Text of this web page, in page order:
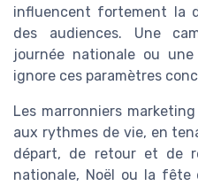
influencent fortement la
des audiences. Une
journée nationale ou
ignore ces paramètres
Les marronniers
aux rythmes de vie, en
départ, de retour et de
nationale, Noël ou la fête